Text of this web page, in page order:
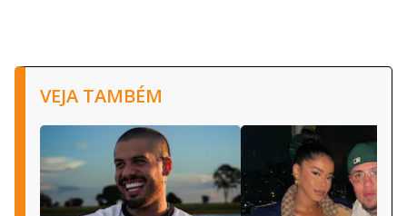
VEJA TAMBÉM